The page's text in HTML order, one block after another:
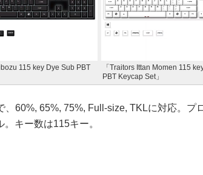
115 key Dye Sub PBT
「Traitors Ittan Momen 115
PBT Keycap Set」
60%, 65%, 75%, Full-size, TKLに対応。プ
キー数は115キー。